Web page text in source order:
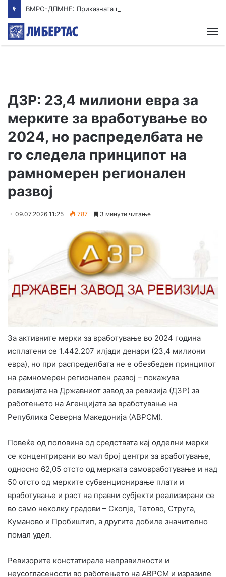
ДЗР: 23,4 милиони евра за
мерките за вработување во
2024, но распределбата не
го следела принципот на
рамномерен регионален
развој
09.07.2026 11:25 787 3 минути читање
За активните мерки за вработување во 2024 година
исплатени се 1.442.207 илјади денари (23,4 милиони
евра), но при распределбата не е обезбеден принципот
на рамномерен регионален развој – покажува
ревизијата на Државниот завод за ревизија (ДЗР) за
работењето на Агенцијата за вработување на
Република Северна Македонија (АВРСМ).
Повеќе од половина од средствата кај одделни мерки
се концентрирани во мал број центри за вработување,
односно 62,05 отсто од мерката самовработување и над
50 отсто од мерките субвенционирање плати и
вработување и раст на правни субјекти реализирани се
во само неколку градови – Скопје, Тетово, Струга,
Куманово и Пробиштип, а другите добиле значително
помал удел.
Ревизорите констатирале неправилности и
неусогласености во работењето на АВРСМ и изразиле